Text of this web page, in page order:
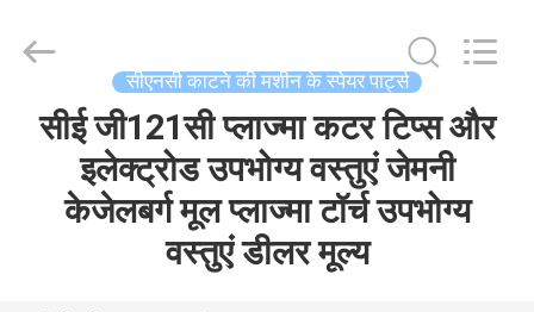
उत्पादों
Technologies
Co.,Ltd..
सीएनसी काटने की मशीन के स्पेयर पार्ट्स
सीई जी121सी प्लाज्मा कटर टिप्स और
इलेक्ट्रोड उपभोग्य वस्तुएं जेमनी
केजेलबर्ग मूल प्लाज्मा टॉर्च उपभोग्य
वस्तुएं डीलर मूल्य